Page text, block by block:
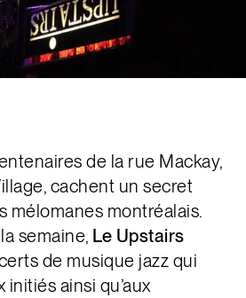
de la rue Mackay,
cachent un secret
mélomanes montréalais.
semaine, Le Upstairs
de musique jazz qui
ainsi qu’aux